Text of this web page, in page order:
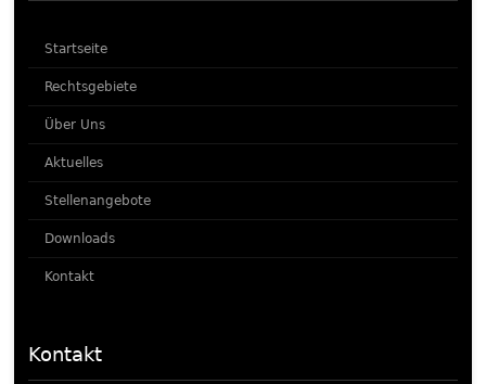
Startseite
Rechtsgebiete
Über Uns
Aktuelles
Stellenangebote
Downloads
Kontakt
Kontakt